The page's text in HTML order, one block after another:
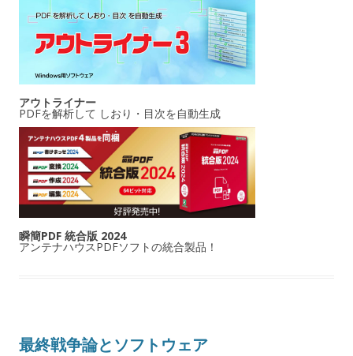
アウトライナー
PDFを解析して しおり・目次を自動生成
瞬簡PDF 統合版 2024
アンテナハウスPDFソフトの統合製品！
最終戦争論とソフトウェア